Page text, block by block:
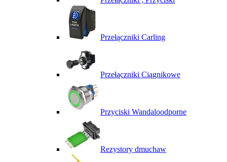
Przełączniki Carling
Przełączniki Ciągnikowe
Przyciski Wandaloodporne
Rezystory dmuchaw